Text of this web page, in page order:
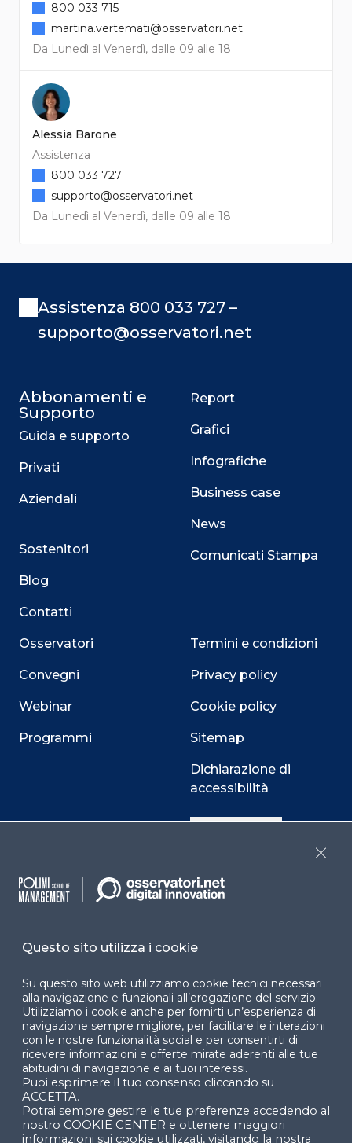
Da Lunedì al Venerdì, dalle 09 alle 18
800 033 715
martina.vertemati@osservatori.net
Alessia Barone
Assistenza
Da Lunedì al Venerdì, dalle 09 alle 18
800 033 727
supporto@osservatori.net
Assistenza 800 033 727 –
supporto@osservatori.net
Abbonamenti e
Supporto
Guida e supporto
Privati
Aziendali
Sostenitori
Blog
Contatti
Osservatori
Convegni
Webinar
Programmi
Report
Grafici
Infografiche
Business case
News
Comunicati Stampa
Termini e condizioni
Privacy policy
Cookie policy
Sitemap
Dichiarazione di
accessibilità
Cookie Center
Facebook LinkedIn
© 2024 Copyright © Politecnico di Milano Dipartimento
di Ingegneria Gestionale
Questo sito utilizza i cookie
Su questo sito web utilizziamo cookie tecnici necessari
alla navigazione e funzionali all’erogazione del servizio.
Utilizziamo i cookie anche per fornirti un’esperienza di
navigazione sempre migliore, per facilitare le interazioni
con le nostre funzionalità social e per consentirti di
ricevere informazioni e offerte mirate aderenti alle tue
abitudini di navigazione e ai tuoi interessi.
Puoi esprimere il tuo consenso cliccando su
ACCETTA.
Potrai sempre gestire le tue preferenze accedendo al
nostro COOKIE CENTER e ottenere maggiori
informazioni sui cookie utilizzati, visitando la nostra